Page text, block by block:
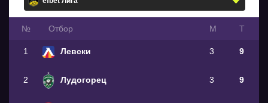
№ Oтбор М Т
1 Левски 3 9
2 Лудогорец 3 9